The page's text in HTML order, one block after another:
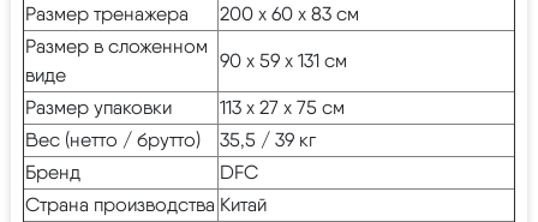
Размер тренажера
200 х 60 х 83 см
Размер в сложенном
виде
90 х 59 х 131 см
Размер упаковки
113 х 27 х 75 см
Вес (нетто / брутто)
35,5 / 39 кг
Бренд
DFC
Страна производства Китай